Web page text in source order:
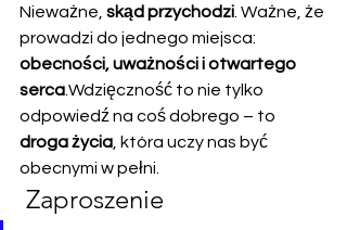
Nieważne, skąd przychodzi . Ważne, że
prowadzi do jednego miejsca:
obecności, uważności i otwartego
serca.Wdzięczność to nie tylko
odpowiedź na coś dobrego – to
droga życia , która uczy nas być
obecnymi w pełni.
Zaproszenie